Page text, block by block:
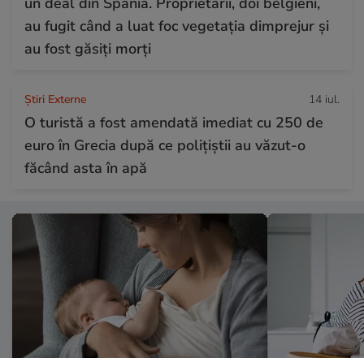
au fugit când a luat foc vegetația dimprejur și
au fost găsiți morți
Știri Externe 14 iul.
O turistă a fost amendată imediat cu 250 de
euro în Grecia după ce polițiștii au văzut-o
făcând asta în apă